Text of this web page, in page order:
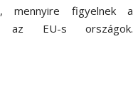
mennyire figyelnek a
az EU-s országok.